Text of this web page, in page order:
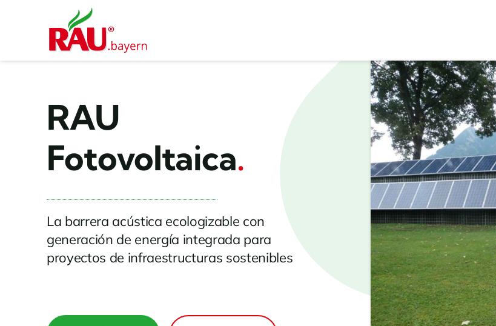
RAU
Fotovoltaica.
La barrera acústica ecologizable con
generación de energía integrada para
proyectos de infraestructuras sostenibles